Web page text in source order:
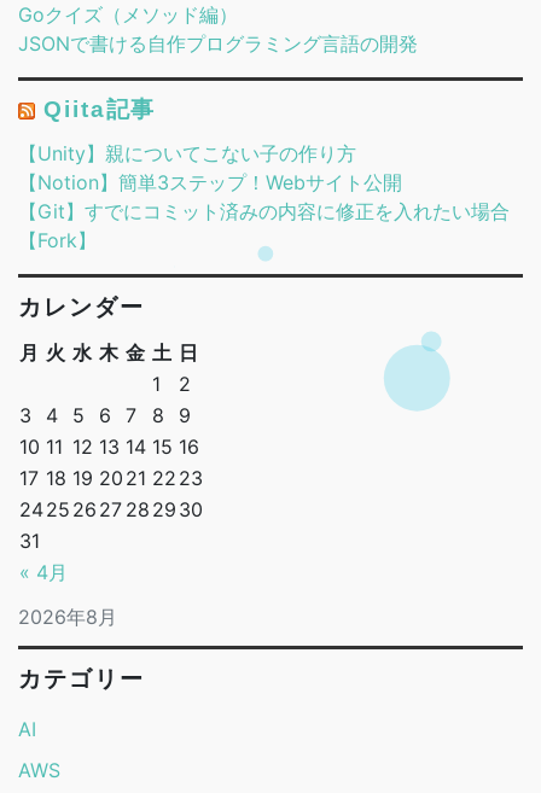
Goクイズ（メソッド編）
JSONで書ける自作プログラミング言語の開発
Qiita記事
【Unity】親についてこない子の作り方
【Notion】簡単3ステップ！Webサイト公開
【Git】すでにコミット済みの内容に修正を入れたい場合
【Fork】
カレンダー
2026年8月
月 火 水 木 金 土 日
« 4月
1
2
3
4 5 6 7 8
9
10 11 12 13 14 15 16
17 18 19 20 21 22 23
2425 26 27 28 29 30
31
カテゴリー
AI
AWS